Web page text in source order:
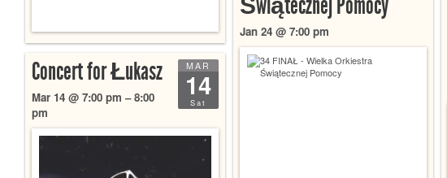
Jan 24 @ 7:00 pm
MAR
14
Sat
Concert for Łukasz
Mar 14 @ 7:00 pm – 8:00
pm